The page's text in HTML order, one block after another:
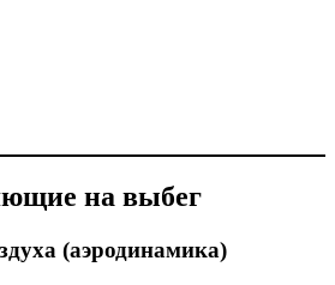
на выбег
(аэродинамика)